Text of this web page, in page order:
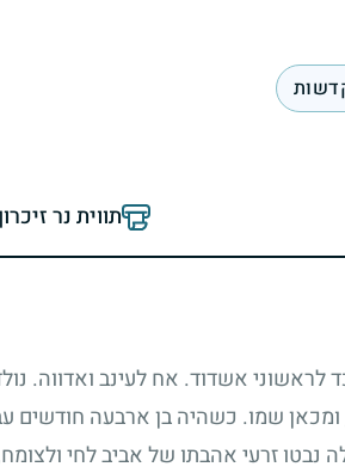
תווית נר
לראשוני אשדוד. אח לעינב ואדווה.
ומכאן שמו. כשהיה בן ארבעה חודשים
זרעי אהבתו של אביב לחי